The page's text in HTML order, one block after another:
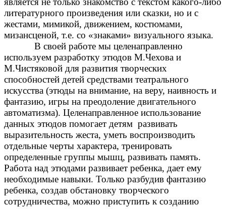
литературного произведения или сказки, но и с
жестами, мимикой, движением, костюмами,
мизансценой, т.е. со «знаками» визуального языка.
В своей работе мы целенаправленно
используем разработку этюдов М.Чехова и
М.Чистяковой для развития творческих
способностей детей средствами театрального
искусства (этюды на внимание, на веру, наивность и
фантазию, игры на преодоление двигательного
автоматизма). Целенаправленное использование
данных этюдов помогает детям развивать
выразительность жеста, уметь воспроизводить
отдельные черты характера, тренировать
определенные группы мышц, развивать память.
Работа над этюдами развивает ребенка, дает ему
необходимые навыки. Только разбудив фантазию
ребенка, создав обстановку творческого
сотрудничества, можно приступить к созданию